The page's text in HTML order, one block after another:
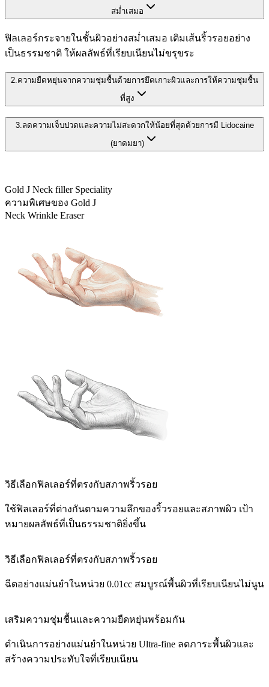
สม่ำเสมอ
ฟิลเลอร์กระจายในชั้นผิวอย่างสม่ำเสมอ เติมเส้นริ้วรอยอย่าง
เป็นธรรมชาติ ให้ผลลัพธ์ที่เรียบเนียนไม่ขรุขระ
2. ความยืดหยุ่นจากความชุ่มชื้นด้วยการยึดเกาะผิวและการให้ความชุ่มชื้น
ที่สูง
3.ลดความเจ็บปวดและความไม่สะดวกให้น้อยที่สุดด้วยการมี Lidocaine
(ยาดมยา)
Gold J Neck filler Speciality
ความพิเศษของ Gold J
Neck Wrinkle Eraser
วิธีเลือกฟิลเลอร์ที่ตรงกับสภาพริ้วรอย
ใช้ฟิลเลอร์ที่ต่างกันตามความลึกของริ้วรอยและสภาพผิว เป้า
หมายผลลัพธ์ที่เป็นธรรมชาติยิ่งขึ้น
วิธีเลือกฟิลเลอร์ที่ตรงกับสภาพริ้วรอย
ฉีดอย่างแม่นยำในหน่วย 0.01cc สมบูรณ์พื้นผิวที่เรียบเนียนไม่นูน
เสริมความชุ่มชื้นและความยืดหยุ่นพร้อมกัน
ดำเนินการอย่างแม่นยำในหน่วย Ultra-fine ลดภาระพื้นผิวและ
สร้างความประทับใจที่เรียบเนียน